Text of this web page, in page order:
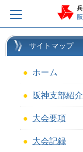
サイトマップ
● ホーム
● 阪神支部紹介
● 大会要項
● 大会記録